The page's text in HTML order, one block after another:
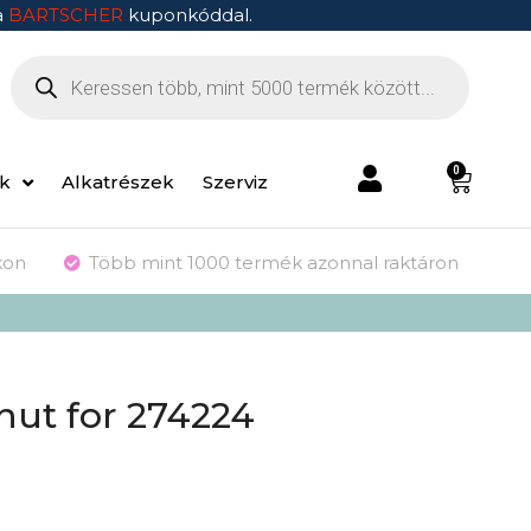
BARTSCHER kuponkóddal.
Alkatrészek Szerviz
0
Több mint 1000 termék azonnal raktáron
for 274224